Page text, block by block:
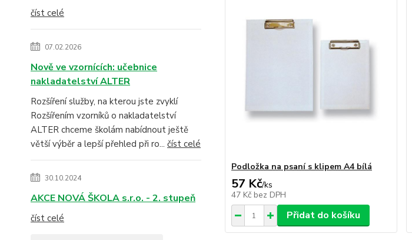
číst celé
07.02.2026
Nově ve vzornících: učebnice
nakladatelství ALTER
Rozšíření služby, na kterou jste zvyklí
Rozšířením vzorníků o nakladatelství
ALTER chceme školám nabídnout ještě
větší výběr a lepší přehled při ro... číst celé
30.10.2024
AKCE NOVÁ ŠKOLA s.r.o. - 2. stupeň
číst celé
Podložka na psaní s klipem A4 bílá
57 Kč/ks
47 Kč bez DPH
Přidat do košíku